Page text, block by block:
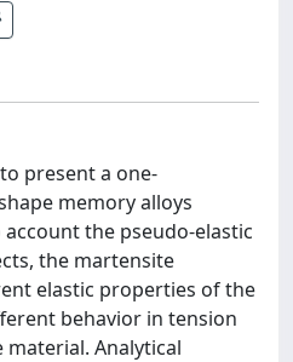
present a one-
memory alloys
the pseudo-elastic
the martensite
elastic properties of the
behavior in tension
Analytical